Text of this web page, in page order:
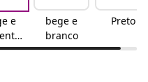
e
bege e
branco
Preto